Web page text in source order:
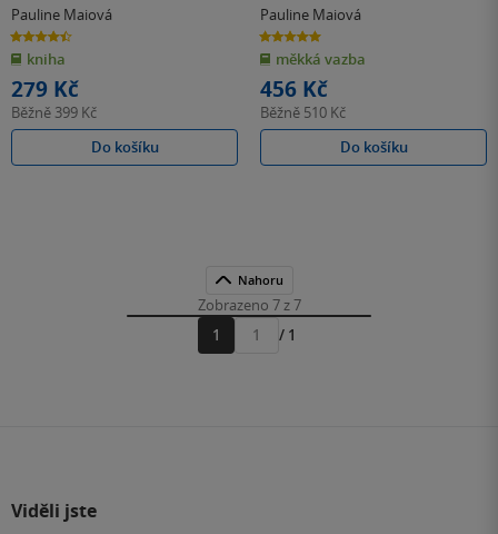
Pauline Maiová
4.5
z
5
hvězdiček
kniha
279 Kč
Běžně 399 Kč
Do košíku
Pauline Maiová
5.0
z
5
hvězdiček
měkká vazba
456 Kč
Běžně 510 Kč
Do košíku
Nahoru
Zobrazeno 7 z 7
1
Přejít
/ 1
Viděli jste